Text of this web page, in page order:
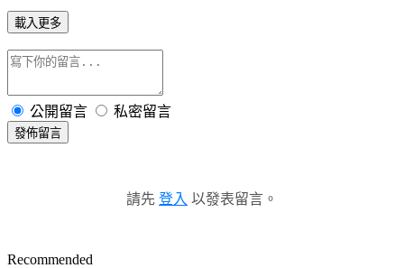
載入更多
公開留言 私密留言
發佈留言
請先 登入 以發表留言。
Recommended